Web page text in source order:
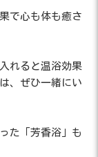
で心も体も癒さ
れると温浴効果
、ぜひ一緒にい
た「芳香浴」も